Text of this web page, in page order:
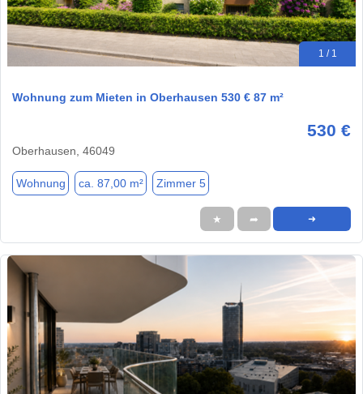
1 / 1
Wohnung zum Mieten in Oberhausen 530 € 87 m²
530 €
Oberhausen, 46049
Wohnung ca. 87,00 m² Zimmer 5
★ ➦ ➜